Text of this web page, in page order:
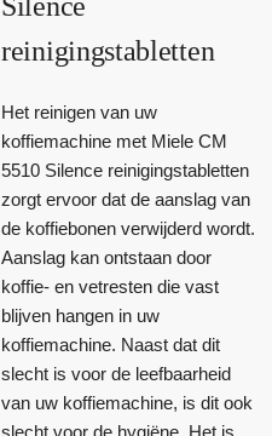
reinigingstabletten
Het reinigen van uw
koffiemachine met Miele CM
5510 Silence reinigingstabletten
zorgt ervoor dat de aanslag van
de koffiebonen verwijderd wordt.
Aanslag kan ontstaan door
koffie- en vetresten die vast
blijven hangen in uw
koffiemachine. Naast dat dit
slecht is voor de leefbaarheid
van uw koffiemachine, is dit ook
slecht voor de hygiëne. Het is